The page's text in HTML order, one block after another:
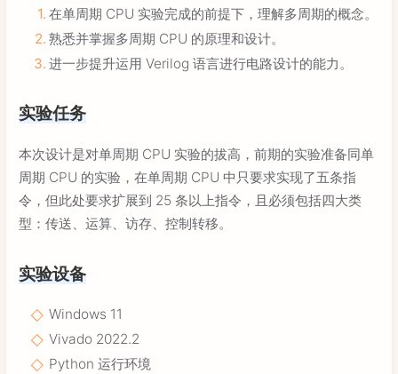
在单周期 CPU 实验完成的前提下，理解多周期的概念。
熟悉并掌握多周期 CPU 的原理和设计。
进一步提升运用 Verilog 语言进行电路设计的能力。
实验任务
本次设计是对单周期 CPU 实验的拔高，前期的实验准备同单
周期 CPU 的实验，在单周期 CPU 中只要求实现了五条指
令，但此处要求扩展到 25 条以上指令，且必须包括四大类
型：传送、运算、访存、控制转移。
实验设备
Windows 11
Vivado 2022.2
Python 运行环境